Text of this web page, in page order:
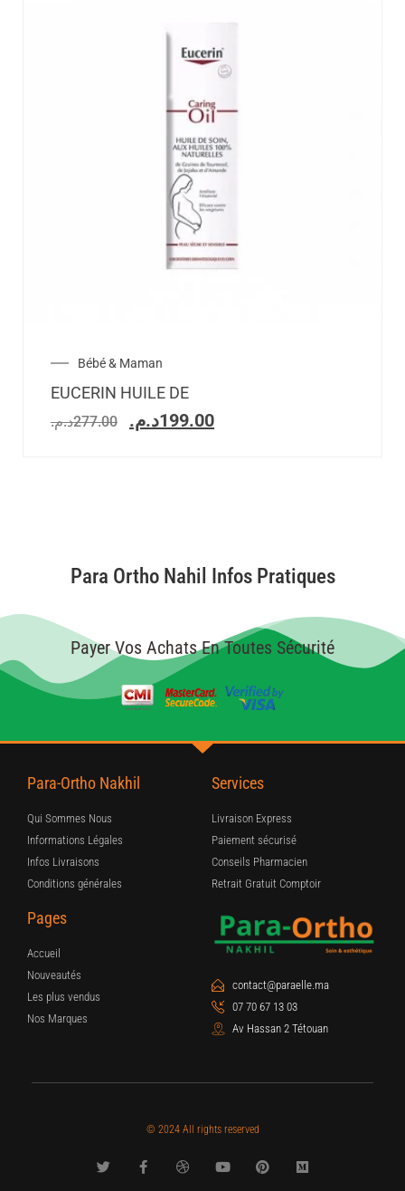
Bébé & Maman
EUCERIN HUILE DE
277.00د.م. 199.00د.م.
Para Ortho Nahil Infos Pratiques
Payer Vos Achats En Toutes Sécurité
Para-Ortho Nakhil
Qui Sommes Nous
Informations Légales
Infos Livraisons
Conditions générales
Services
Livraison Express
Paiement sécurisé
Conseils Pharmacien
Retrait Gratuit Comptoir
Pages
Accueil
Nouveautés
Les plus vendus
Nos Marques
contact@paraelle.ma
07 70 67 13 03
Av Hassan 2 Tétouan
© 2024 All rights reserved